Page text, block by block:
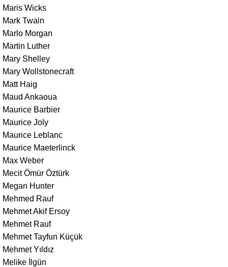
Maris Wicks
Mark Twain
Marlo Morgan
Martin Luther
Mary Shelley
Mary Wollstonecraft
Matt Haig
Maud Ankaoua
Maurice Barbier
Maurice Joly
Maurice Leblanc
Maurice Maeterlinck
Max Weber
Mecit Ömür Öztürk
Megan Hunter
Mehmed Rauf
Mehmet Akif Ersoy
Mehmet Rauf
Mehmet Tayfun Küçük
Mehmet Yıldız
Melike İlgün